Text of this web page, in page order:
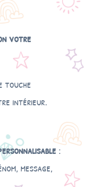
votre
touche
intérieur.
:
message,